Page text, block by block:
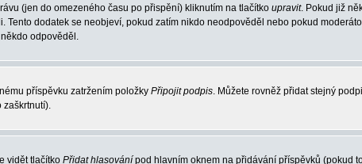
(jen do omezeného času po přispění) kliknutím na tlačítko upravit. Pokud již
dodatek se neobjeví, pokud zatím nikdo neodpověděl nebo pokud
odpověděl.
příspěvku zatržením položky Připojit podpis. Můžete rovněž přidat stejný
zaškrtnutí).
vidět tlačítko Přidat hlasování pod hlavním oknem na přidávání příspěvků (pokud